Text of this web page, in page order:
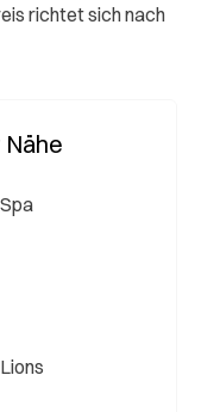
richtet sich nach